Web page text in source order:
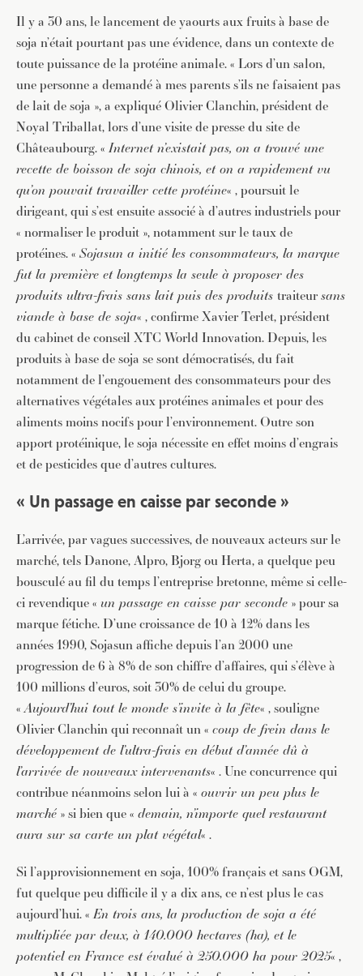
Il y a 30 ans, le lancement de yaourts aux fruits à base de
soja n’était pourtant pas une évidence, dans un contexte de
toute puissance de la protéine animale. « Lors d’un salon,
une personne a demandé à mes parents s’ils ne faisaient pas
de lait de soja », a expliqué Olivier Clanchin, président de
Noyal Triballat, lors d’une visite de presse du site de
Châteaubourg. «Internet n’existait pas, on a trouvé une
recette de boisson de soja chinois, et on a rapidement vu
qu’on pouvait travailler cette protéine« , poursuit le
dirigeant, qui s’est ensuite associé à d’autres industriels pour
« normaliser le produit », notamment sur le taux de
protéines. « Sojasun a initié les consommateurs, la marque
fut la première et longtemps la seule à proposer des
produits ultra-frais sans lait puis des produits traiteursans
viande à base de soja« , confirme Xavier Terlet, président
du cabinet de conseil XTC World Innovation. Depuis, les
produits à base de soja se sont démocratisés, du fait
notamment de l’engouement des consommateurs pour des
alternatives végétales aux protéines animales et pour des
aliments moins nocifs pour l’environnement. Outre son
apport protéinique, le soja nécessite en effet moins d’engrais
et de pesticides que d’autres cultures.
« Un passage en caisse par seconde »
L’arrivée, par vagues successives, de nouveaux acteurs sur le
marché, tels Danone, Alpro, Bjorg ou Herta, a quelque peu
bousculé au fil du temps l’entreprise bretonne, même si celle-
ci revendique « un passage en caisse par seconde » pour sa
marque fétiche. D’une croissance de 10 à 12% dans les
années 1990, Sojasun affiche depuis l’an 2000 une
progression de 6 à 8% de son chiffre d’affaires, qui s’élève à
100 millions d’euros, soit 30% de celui du groupe.
«Aujourd’hui tout le monde s’invite à la fête« , souligne
Olivier Clanchin qui reconnaît un « coup de frein dans le
développement de l’ultra-frais en début d’année dû à
l’arrivée de nouveaux intervenants« . Une concurrence qui
contribue néanmoins selon lui à « ouvrir un peu plus le
marché » si bien que « demain, n’importe quel restaurant
aura sur sa carte un plat végétal« .
Si l’approvisionnement en soja, 100% français et sans OGM,
fut quelque peu difficile il y a dix ans, ce n’est plus le cas
aujourd’hui. «En trois ans, la production de soja a été
multipliée par deux, à 140.000 hectares (ha), et le
potentiel en France est évalué à 250.000 ha pour 2025« ,